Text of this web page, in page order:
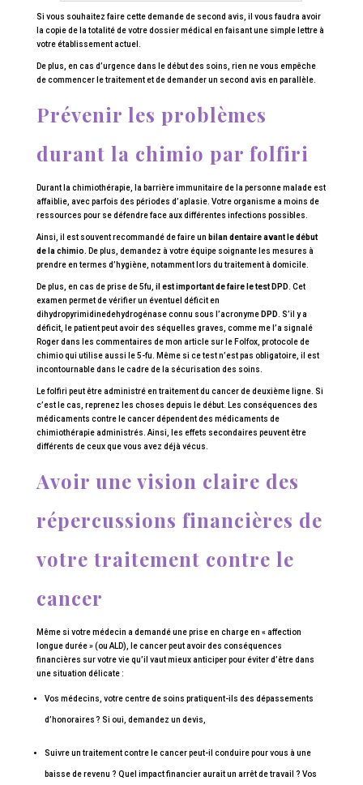
Si vous souhaitez faire cette demande de second avis, il vous faudra avoir
la copie de la totalité de votre dossier médical en faisant une simple lettre à
votre établissement actuel.
De plus, en cas d’urgence dans le début des soins, rien ne vous empêche
de commencer le traitement et de demander un second avis en parallèle.
Prévenir les problèmes
durant la chimio par folfiri
Durant la chimiothérapie, la barrière immunitaire de la personne malade est
affaiblie, avec parfois des périodes d’aplasie. Votre organisme a moins de
ressources pour se défendre face aux différentes infections possibles.
Ainsi, il est souvent recommandé de faire un bilan dentaire avant le début
de la chimio. De plus, demandez à votre équipe soignante les mesures à
prendre en termes d’hygiène, notamment lors du traitement à domicile.
De plus, en cas de prise de 5fu, il est important de faire le test DPD . Cet
examen permet de vérifier un éventuel déficit en
dihydropyrimidinedehydrogénase connu sous l’acronyme DPD . S’il y a
déficit, le patient peut avoir des séquelles graves, comme me l’a signalé
Roger dans les commentaires de mon article sur le Folfox, protocole de
chimio qui utilise aussi le 5-fu. Même si ce test n’est pas obligatoire, il est
incontournable dans le cadre de la sécurisation des soins.
Le folfiri peut être administré en traitement du cancer de deuxième ligne. Si
c’est le cas, reprenez les choses depuis le début. Les conséquences des
médicaments contre le cancer dépendent des médicaments de
chimiothérapie administrés. Ainsi, les effets secondaires peuvent être
différents de ceux que vous avez déjà vécus.
Avoir une vision claire des
répercussions financières de
votre traitement contre le
cancer
Même si votre médecin a demandé une prise en charge en « affection
longue durée » (ou ALD), le cancer peut avoir des conséquences
financières sur votre vie qu’il vaut mieux anticiper pour éviter d’être dans
une situation délicate :
Vos médecins, votre centre de soins pratiquent-ils des dépassements
d’honoraires ? Si oui, demandez un devis,
Suivre un traitement contre le cancer peut-il conduire pour vous à une
baisse de revenu ? Quel impact financier aurait un arrêt de travail ? Vos